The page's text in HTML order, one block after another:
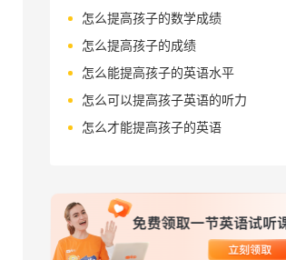
怎么提高孩子的数学成绩
怎么提高孩子的成绩
怎么能提高孩子的英语水平
怎么可以提高孩子英语的听力
怎么才能提高孩子的英语